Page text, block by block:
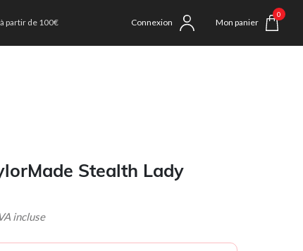
partir de 100€ Connexion Mon panier
0
Stealth Lady
incluse